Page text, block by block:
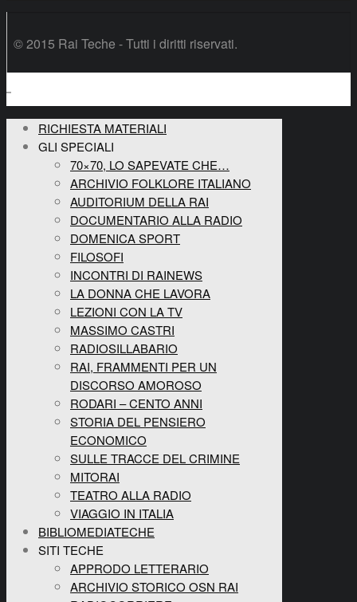
© 2015 Rai Teche - Tutti i diritti riservati.
RICHIESTA MATERIALI
GLI SPECIALI
70×70, LO SAPEVATE CHE…
ARCHIVIO FOLKLORE ITALIANO
AUDITORIUM DELLA RAI
DOCUMENTARIO ALLA RADIO
DOMENICA SPORT
FILOSOFI
INCONTRI DI RAINEWS
LA DONNA CHE LAVORA
LEZIONI CON LA TV
MASSIMO CASTRI
RADIOSILLABARIO
RAI, FRAMMENTI PER UN
DISCORSO AMOROSO
RODARI – CENTO ANNI
STORIA DEL PENSIERO
ECONOMICO
SULLE TRACCE DEL CRIMINE
MITORAI
TEATRO ALLA RADIO
VIAGGIO IN ITALIA
BIBLIOMEDIATECHE
SITI TECHE
APPRODO LETTERARIO
ARCHIVIO STORICO OSN RAI